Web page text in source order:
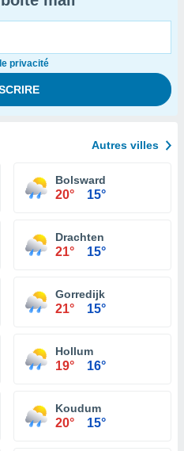
privacité
Autres villes
Bolsward
20° 15°
Drachten
21° 15°
Gorredijk
21° 15°
Hollum
19° 16°
Koudum
20° 15°